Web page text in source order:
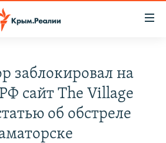
КРЫМА
заблокировал на
сайт The Village
об обстреле